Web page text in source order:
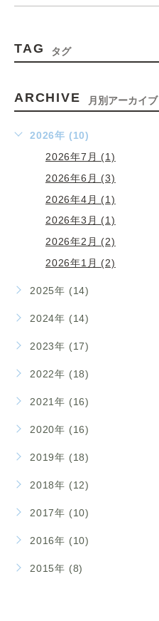
TAG タグ
ARCHIVE 月別アーカイブ
2026年 (10)
2026年7月 (1)
2026年6月 (3)
2026年4月 (1)
2026年3月 (1)
2026年2月 (2)
2026年1月 (2)
2025年 (14)
2024年 (14)
2023年 (17)
2022年 (18)
2021年 (16)
2020年 (16)
2019年 (18)
2018年 (12)
2017年 (10)
2016年 (10)
2015年 (8)